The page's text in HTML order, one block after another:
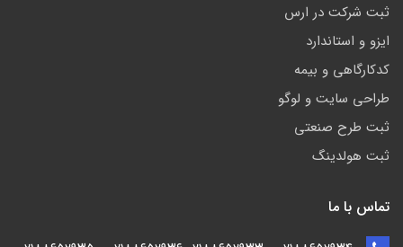
ثبت شرکت در ارس
ایزو و استاندارد
کدکارگاهی و بیمه
طراحی سایت و لوگو
ثبت طرح صنعتی
ثبت هولدینگ
تماس با ما